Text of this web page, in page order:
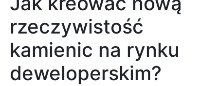
rzeczywistość
kamienic na rynku
deweloperskim?